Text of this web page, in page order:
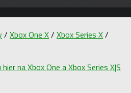
/ Xbox One X/ Xbox Series X/
na Xbox One a Xbox Series X|S